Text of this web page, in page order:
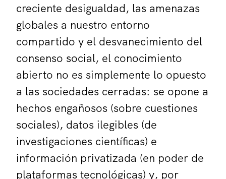
creciente desigualdad, las amenazas
globales a nuestro entorno
compartido y el desvanecimiento del
consenso social, el conocimiento
abierto no es simplemente lo opuesto
a las sociedades cerradas: se opone a
hechos engañosos (sobre cuestiones
sociales), datos ilegibles (de
investigaciones científicas) e
información privatizada (en poder de
plataformas tecnológicas) y, por